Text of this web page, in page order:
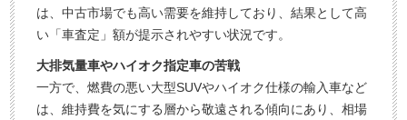
は、中古市場でも高い需要を維持しており、結果として高
い「車査定」額が提示されやすい状況です。
大排気量車やハイオク指定車の苦戦
一方で、燃費の悪い大型SUVやハイオク仕様の輸入車など
は、維持費を気にする層から敬遠される傾向にあり、相場